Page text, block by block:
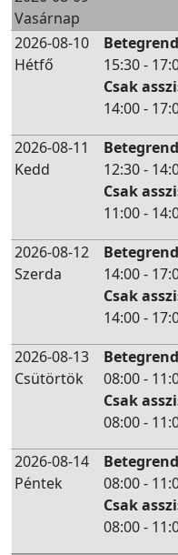
Vasárnap
2026-08-10
Hétfő
15:30 -
Csak
14:00 -
2026-08-11
Kedd
12:30 -
Csak
11:00 -
2026-08-12
Szerda
14:00 -
Csak
14:00 -
2026-08-13
Csütörtök
08:00 -
Csak
08:00 -
2026-08-14
Péntek
08:00 -
Csak
08:00 -